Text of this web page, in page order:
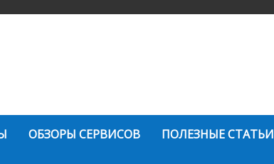
ОБЗОРЫ СЕРВИСОВ ПОЛЕЗНЫЕ СТАТЬИ